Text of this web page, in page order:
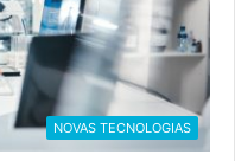
NOVAS TECNOLOGIAS